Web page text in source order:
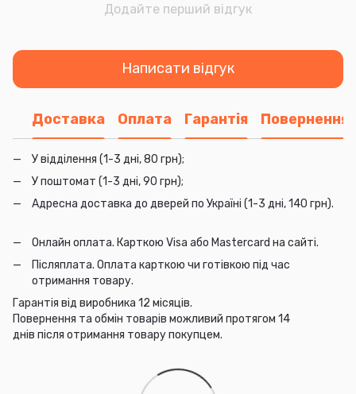
Додайте перший відгук
Написати відгук
Доставка Оплата Гарантія Повернення
У відділення (1-3 дні, 80 грн);
У поштомат (1-3 дні, 90 грн);
Адресна доставка до дверей по Україні (1-3 дні, 140 грн).
Онлайн оплата. Карткою Visa або Mastercard на сайті.
Післяплата. Оплата карткою чи готівкою під час
отримання товару.
Гарантія від виробника 12 місяців.
Повернення та обмін товарів можливий протягом 14
днів після отримання товару покупцем.